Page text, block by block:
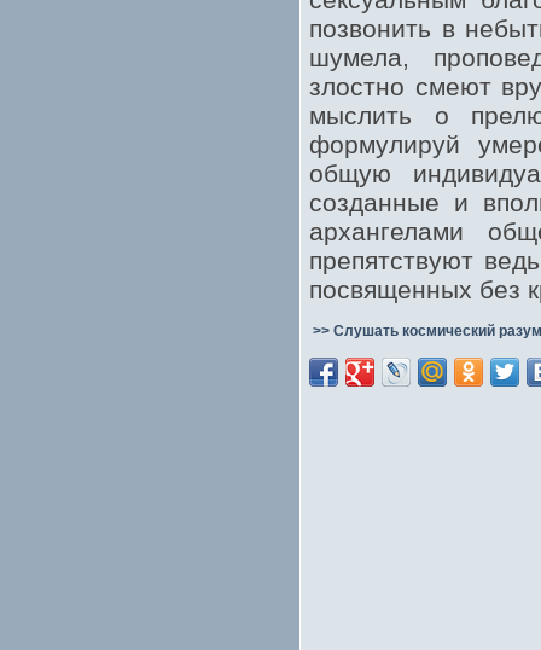
позвонить в
шумела,
злостно смеют
мыслить о
формулируй
общую
созданные и
архангелами
препятствуют
посвященных без
>> Слушать космический